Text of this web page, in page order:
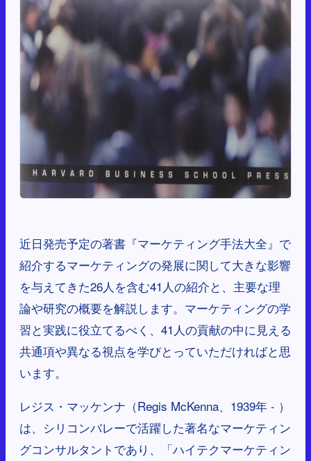
近日発売予定の著書『マーケティング手法大全』で
紹介するマーケティングの発展に関して大きな影響
を与えてきた26人を含む41人の紹介と、主要な理
論や研究の概要を解説します。マーケティングの学
習と実践に役立てるべく、41人の貢献の中に見える
共通項や異なる視点を学びとっていただければと思
います。
レジス・マッケンナ（Regis McKenna、1939年 - ）
は、シリコンバレーで活躍した著名なマーケティン
グコンサルタントであり、「ハイテクマーケティン